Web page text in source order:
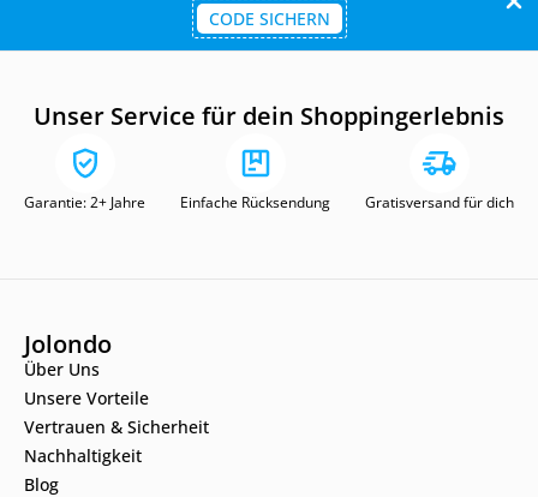
CODE SICHERN
Unser Service für dein Shoppingerlebnis
Garantie: 2+ Jahre Einfache Rücksendung Gratisversand für dich
Jolondo
Über Uns
Unsere Vorteile
Vertrauen & Sicherheit
Nachhaltigkeit
Blog